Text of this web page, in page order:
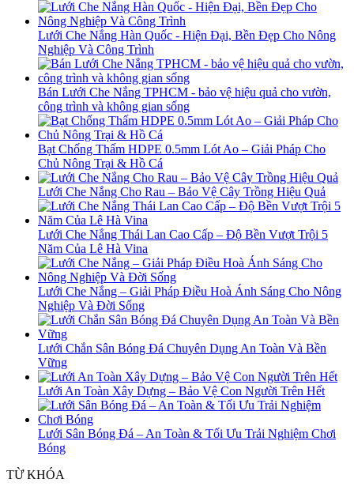
Lưới Che Nắng Hàn Quốc - Hiện Đại, Bền Đẹp Cho Nông
Nghiệp Và Công Trình
Bán Lưới Che Nắng TPHCM - bảo vệ hiệu quả cho vườn,
công trình và không gian sống
Bạt Chống Thấm HDPE 0.5mm Lót Ao – Giải Pháp Cho
Chủ Nông Trại & Hồ Cá
Lưới Che Nắng Cho Rau – Bảo Vệ Cây Trồng Hiệu Quả
Lưới Che Nắng Thái Lan Cao Cấp – Độ Bền Vượt Trội 5
Năm Của Lê Hà Vina
Lưới Che Nắng – Giải Pháp Điều Hoà Ánh Sáng Cho Nông
Nghiệp Và Đời Sống
Lưới Chắn Sân Bóng Đá Chuyên Dụng An Toàn Và Bền
Vững
Lưới An Toàn Xây Dựng – Bảo Vệ Con Người Trên Hết
Lưới Sân Bóng Đá – An Toàn & Tối Ưu Trải Nghiệm Chơi
Bóng
TỪ KHÓA